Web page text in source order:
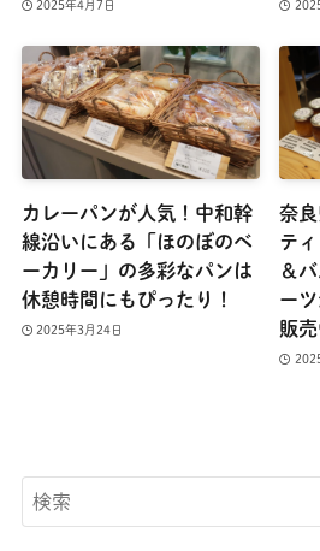
2025年4月7日
カレーパンが人気！中和幹
線沿いにある「ほのぼのベ
ーカリー」の多彩なパンは
休憩時間にもぴったり！
2025年3月24日
奈
テ
＆
ー
販売